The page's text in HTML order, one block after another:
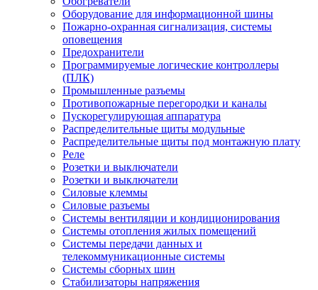
Оборудование для информационной шины
Пожарно-охранная сигнализация, системы
оповещения
Предохранители
Программируемые логические контроллеры
(ПЛК)
Промышленные разъемы
Противопожарные перегородки и каналы
Пускорегулирующая аппаратура
Распределительные щиты модульные
Распределительные щиты под монтажную плату
Реле
Розетки и выключатели
Розетки и выключатели
Силовые клеммы
Силовые разъемы
Системы вентиляции и кондиционирования
Системы отопления жилых помещений
Системы передачи данных и
телекоммуникационные системы
Системы сборных шин
Стабилизаторы напряжения